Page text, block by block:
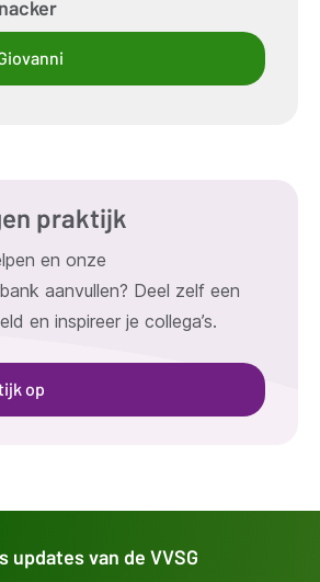
praktijk
en onze
aanvullen? Deel zelf een
en inspireer je collega’s.
op
updates van de VVSG